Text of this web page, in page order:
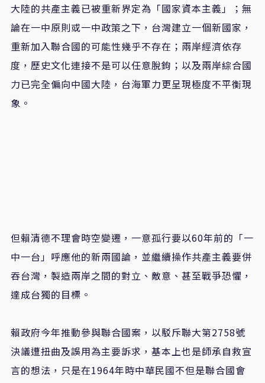
大陸的共產主義已被重新界定為「國家資本主義」；無
論在一中原則或一中政策之下，台灣建立一個新國家，
重新加入聯合國的可能性幾乎不存在；兩岸經濟依存
度，歷史文化連接不是可以任意脫鉤；以及兩岸綜合國
力已完全偏向中國大陸，台海軍力更呈現極度不平衡現
象。
但賴清德不理會時空變遷，一意孤行要以60年前的「一
中一台」呼應他的新兩國論，並繼續操作共產主義要併
吞台灣，製造兩岸之間的對立、敵意、甚至戰爭恐懼，
達成台獨的目標。
賴政府今年推動參與聯合國案，以駁斥聯大第2758號
決議遭扭曲及誤用為主要訴求，基本上也是師承自救宣
言的想法，只是在1964年時中華民國不但是聯合國會